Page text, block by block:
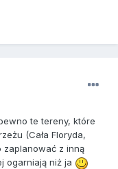
te tereny, które
(Cała Floryda,
zaplanować z inną
ogarniają niż ja